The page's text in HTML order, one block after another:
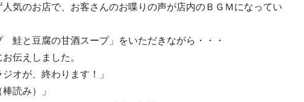
気のお店で、お客さんのお喋りの声が店内のＢＧＭになってい
鮭と豆腐の甘酒スープ」をいただきながら・・・
伝えしました。
ジオが、終わります！」
読み）」